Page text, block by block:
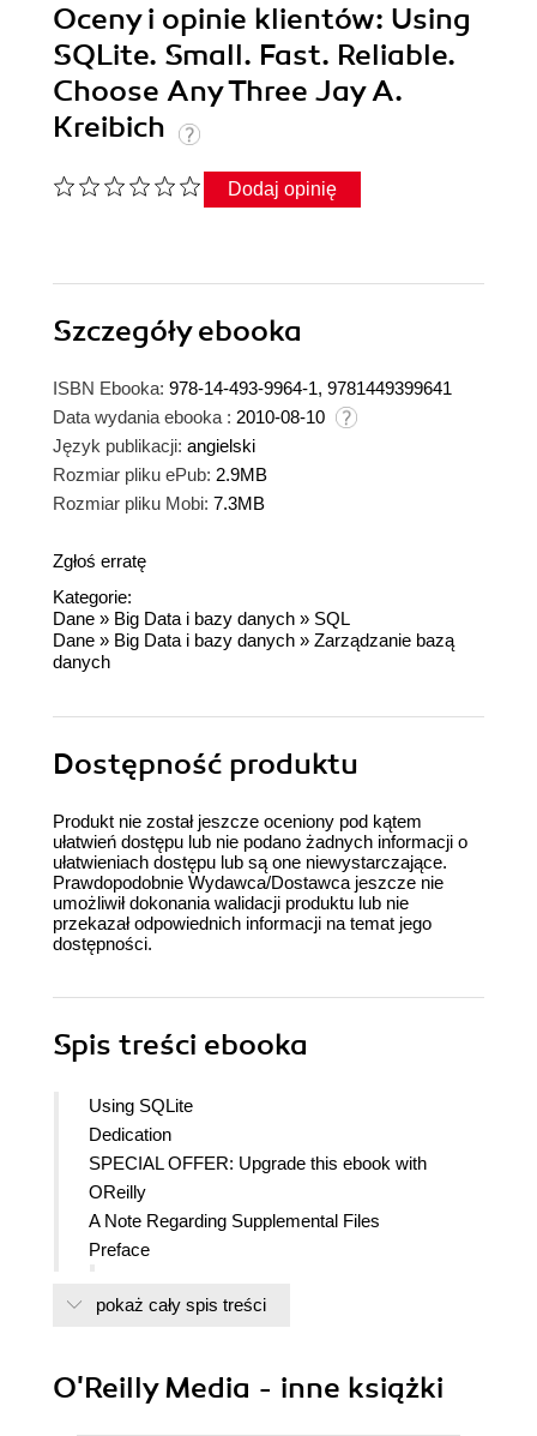
Oceny i opinie klientów: Using
SQLite. Small. Fast. Reliable.
Choose Any Three Jay A.
Kreibich
Dodaj opinię
Szczegółyebooka
ISBN Ebooka: 978-14-493-9964-1, 9781449399641
Data wydania ebooka : 2010-08-10
Język publikacji: angielski
Rozmiar pliku ePub: 2.9MB
Rozmiar pliku Mobi: 7.3MB
Zgłoś erratę
Kategorie:
Dane » Big Data i bazy danych » SQL
Dane » Big Data i bazy danych » Zarządzanie bazą
danych
Dostępność produktu
Produkt nie został jeszcze oceniony pod kątem
ułatwień dostępu lub nie podano żadnych informacji o
ułatwieniach dostępu lub są one niewystarczające.
Prawdopodobnie Wydawca/Dostawca jeszcze nie
umożliwił dokonania walidacji produktu lub nie
przekazał odpowiednich informacji na temat jego
dostępności.
Spis treści ebooka
Using SQLite
Dedication
SPECIAL OFFER: Upgrade this ebook with
OReilly
A Note Regarding Supplemental Files
Preface
Email Lists
Conventions Used in This Book
pokaż cały spis treści
O'Reilly Media - inne książki